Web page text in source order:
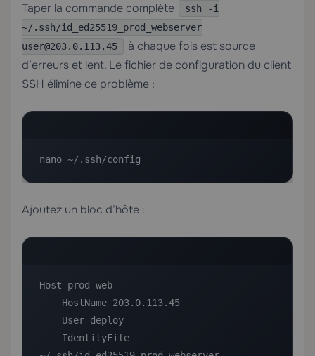
Taper la commande complète
ssh -i
~/.ssh/id_ed25519_prod_webserver
user@203.0.113.45
à chaque fois est source
d’erreurs et lent. Le fichier de configuration du client
SSH élimine ce problème :
nano ~/.ssh/config
Ajoutez un bloc d’hôte :
Host prod-web